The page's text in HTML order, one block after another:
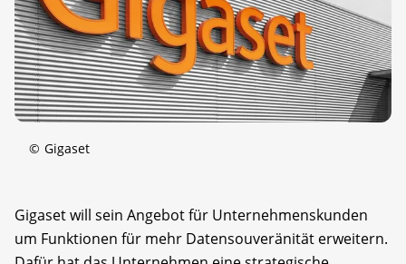
© Gigaset
Gigaset will sein Angebot für Unternehmenskunden
um Funktionen für mehr Datensouveränität erweitern.